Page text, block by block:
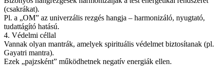
(csakrákat).
Pl. a „OM” az univerzális rezgés hangja – harmonizáló, nyugtató,
tudattágító hatású.
4. Védelmi céllal
Vannak olyan mantrák, amelyek spirituális védelmet biztosítanak (pl.
Gayatri mantra).
Ezek „pajzsként” működhetnek negatív energiák ellen.